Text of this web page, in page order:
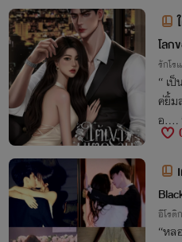
โลก
รักโร
“ เป็นผู้หญิงของฉันไม่จำเป็นต้องทำอะไร แ
ค่ยิ้ม
อีโรติก
“หล